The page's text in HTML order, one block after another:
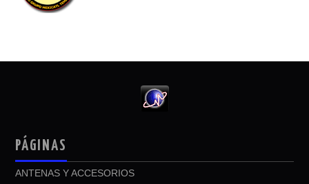
PÁGINAS
ANTENAS Y ACCESORIOS